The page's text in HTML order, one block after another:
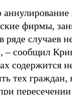
фирмы,
ряде случаев
сообщил
содержится
тех граждан,